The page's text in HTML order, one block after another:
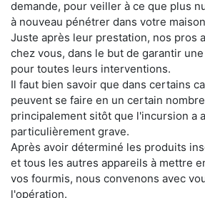
demande, pour veiller à ce que plus
à nouveau pénétrer dans votre
Juste après leur prestation, nos pros
chez vous, dans le but de garantir
pour toutes leurs interventions.
Il faut bien savoir que dans certains
peuvent se faire en un certain
principalement sitôt que l'incursion a
particulièrement grave.
Après avoir déterminé les produits
et tous les autres appareils à mettre
vos fourmis, nous convenons avec
l'opération.